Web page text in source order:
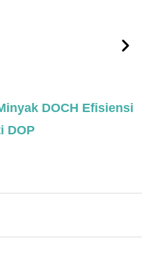
DOCH Efisiensi
DOP